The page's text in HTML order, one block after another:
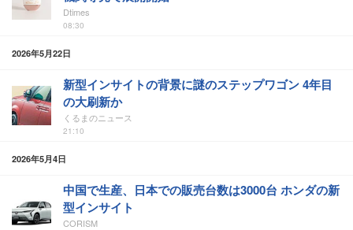
Dtimes
08:30
2026年5月22日
新型インサイトの背景に謎のステップワゴン 4年目
の大刷新か
くるまのニュース
21:10
2026年5月4日
中国で生産、日本での販売台数は3000台 ホンダの新
型インサイト
CORISM